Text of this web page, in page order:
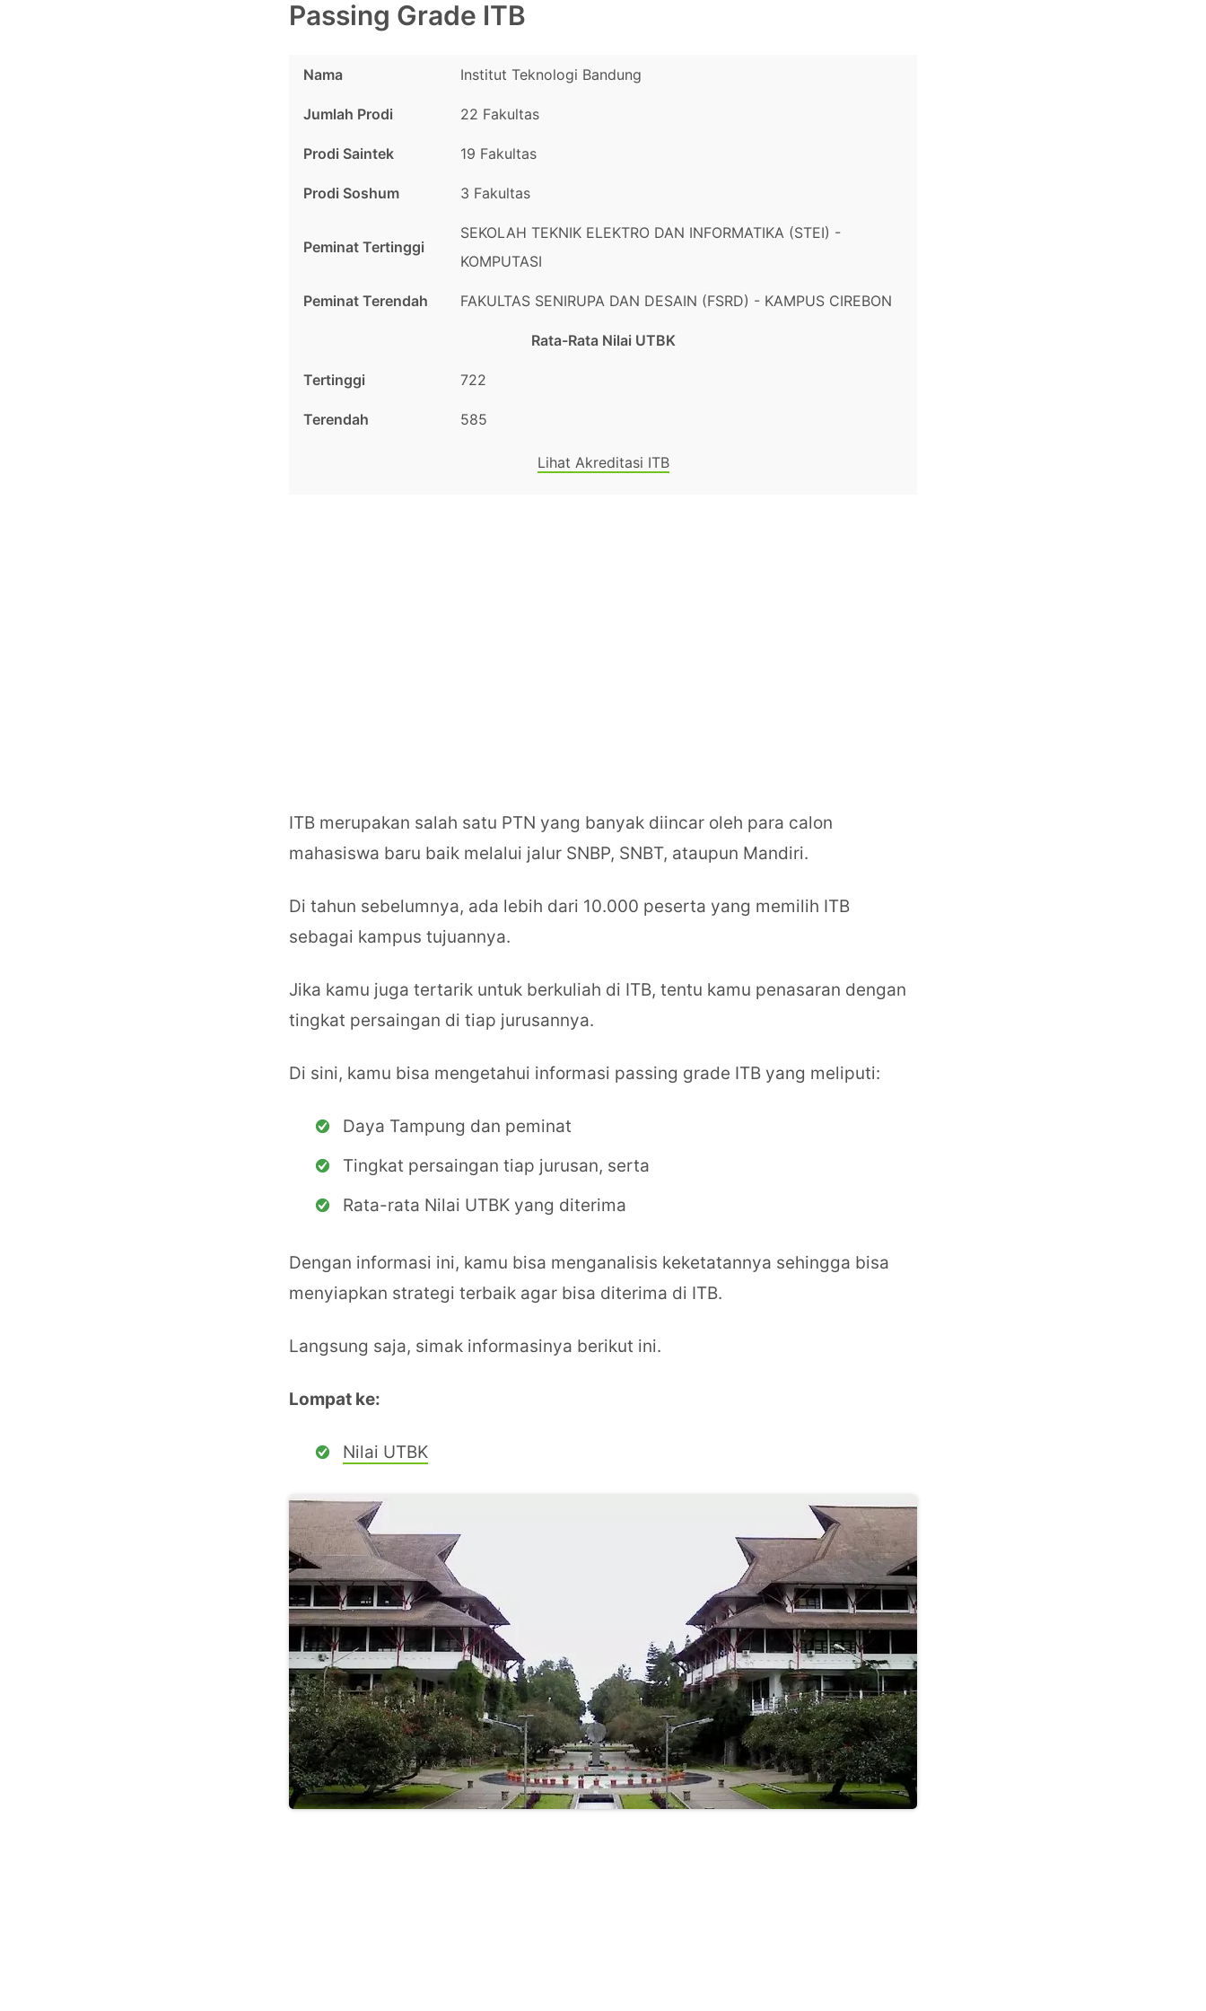
Passing Grade ITB
Nama Institut Teknologi Bandung
Jumlah Prodi 22 Fakultas
Prodi Saintek 19 Fakultas
Prodi Soshum 3 Fakultas
Peminat Tertinggi
SEKOLAH TEKNIK ELEKTRO DAN INFORMATIKA (STEI) -
KOMPUTASI
Peminat Terendah FAKULTAS SENIRUPA DAN DESAIN (FSRD) - KAMPUS CIREBON
Rata-Rata Nilai UTBK
Tertinggi 722
Terendah 585
Lihat Akreditasi ITB
ITB merupakan salah satu PTN yang banyak diincar oleh para calon
mahasiswa baru baik melalui jalur SNBP, SNBT, ataupun Mandiri.
Di tahun sebelumnya, ada lebih dari 10.000 peserta yang memilih ITB
sebagai kampus tujuannya.
Jika kamu juga tertarik untuk berkuliah di ITB, tentu kamu penasaran dengan
tingkat persaingan di tiap jurusannya.
Di sini, kamu bisa mengetahui informasi passing grade ITB yang meliputi:
Daya Tampung dan peminat
Tingkat persaingan tiap jurusan, serta
Rata-rata Nilai UTBK yang diterima
Dengan informasi ini, kamu bisa menganalisis keketatannya sehingga bisa
menyiapkan strategi terbaik agar bisa diterima di ITB.
Langsung saja, simak informasinya berikut ini.
Lompat ke:
Nilai UTBK